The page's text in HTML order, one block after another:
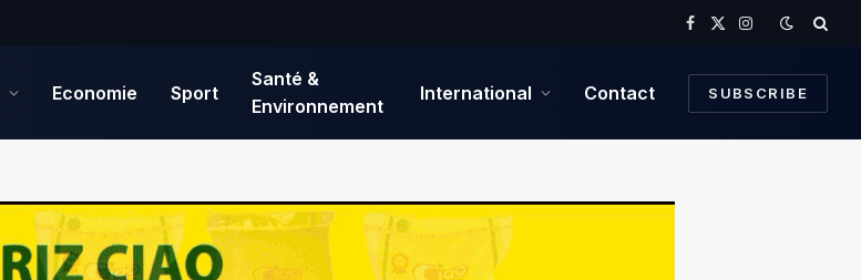
Facebook
X
Instagram
Economie Sport
Santé &
Environnement
International Contact SUBSCRIBE